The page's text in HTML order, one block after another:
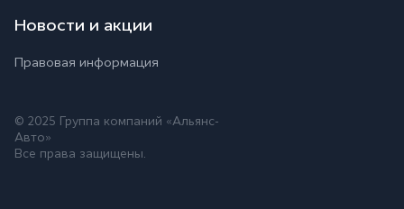
Новости и акции
Правовая информация
© 2025 Группа компаний «Альянс-
Авто»
Все права защищены.